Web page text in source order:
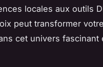
locales aux outils
peut transformer
cet univers fascinant